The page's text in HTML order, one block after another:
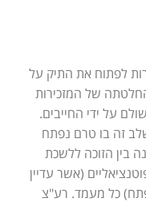
לפתוח את התיק על
של המזכירות
על ידי החייבים.
בשלב זה בו טרם נפתח
בין הזוכה ללשכת
(אשר עדיין
כל מעמד. רע"צ